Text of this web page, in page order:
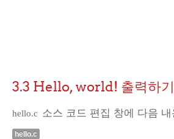
3.3 Hello, world! 출력하기
hello.c 소스 코드 편집 창에 다음
hello.c